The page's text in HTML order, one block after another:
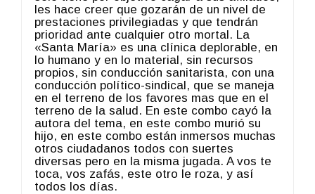
les hace creer que gozarán de un nivel de
prestaciones privilegiadas y que tendrán
prioridad ante cualquier otro mortal. La
«Santa María» es una clínica deplorable, en
lo humano y en lo material, sin recursos
propios, sin conducción sanitarista, con una
conducción político-sindical, que se maneja
en el terreno de los favores mas que en el
terreno de la salud. En este combo cayó la
autora del tema, en este combo murió su
hijo, en este combo están inmersos muchas
otros ciudadanos todos con suertes
diversas pero en la misma jugada. A vos te
toca, vos zafás, este otro le roza, y así
todos los días.